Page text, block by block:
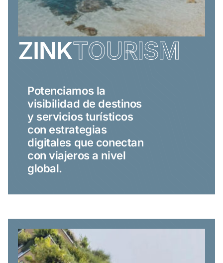
ZINKTOURISM
Potenciamos la
visibilidad de destinos
y servicios turísticos
con estrategias
digitales que conectan
con viajeros a nivel
global.